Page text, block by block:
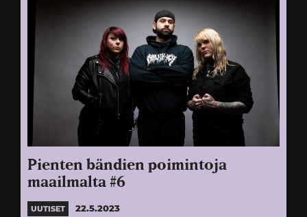
Pienten bändien poimintoja
maailmalta #6
UUTISET 22.5.2023